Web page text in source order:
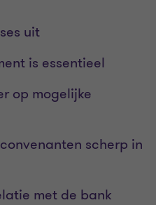
uit
is essentieel
op mogelijke
scherp in
met de bank